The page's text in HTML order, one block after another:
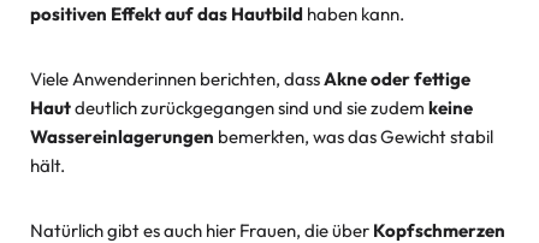
positiven Effekt auf das Hautbild haben kann.
Viele Anwenderinnen berichten, dassAkne oder fettige
Hautdeutlich zurückgegangen sind und sie zudem keine
Wassereinlagerungen bemerkten, was das Gewicht stabil
hält.
Natürlich gibt es auch hier Frauen, die über Kopfschmerzen